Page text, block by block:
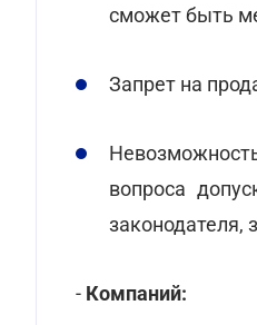
сможет быть
Запрет на
вопроса
законодателя,
- Компаний: